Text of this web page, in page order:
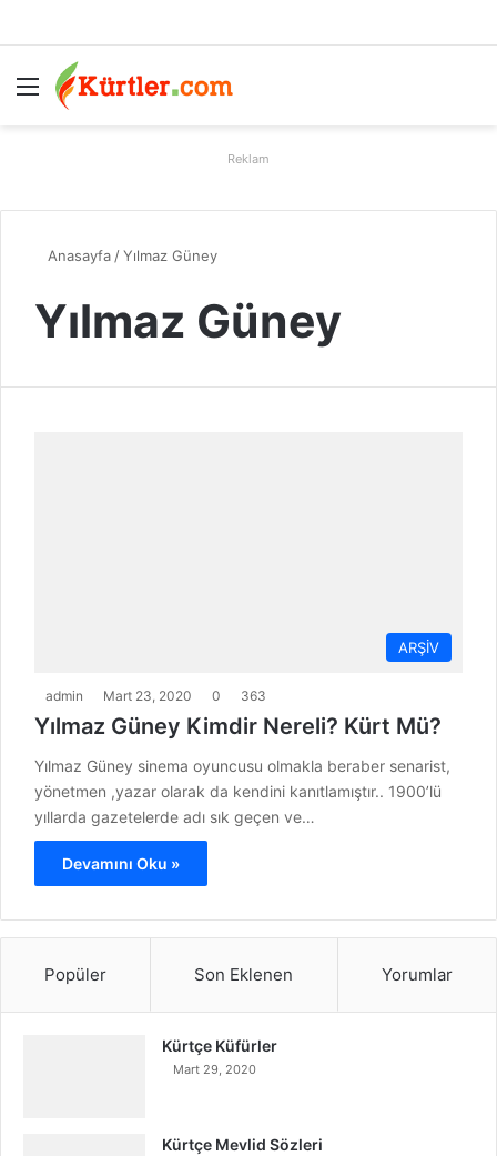
Menü
Reklam
Anasayfa /Yılmaz Güney
Yılmaz Güney
ARŞİV
admin Mart 23, 2020 0 363
Yılmaz Güney Kimdir Nereli? Kürt Mü?
Yılmaz Güney sinema oyuncusu olmakla beraber senarist,
yönetmen ,yazar olarak da kendini kanıtlamıştır.. 1900’lü
yıllarda gazetelerde adı sık geçen ve…
Devamını Oku »
Popüler Son Eklenen Yorumlar
Kürtçe Küfürler
Mart 29, 2020
Kürtçe Mevlid Sözleri